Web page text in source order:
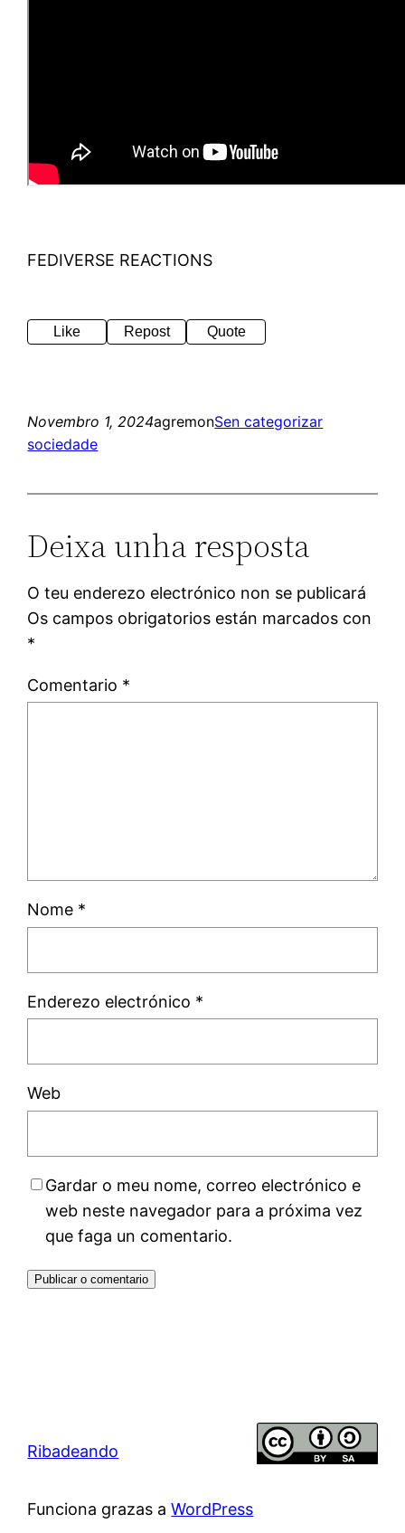
FEDIVERSE REACTIONS
Like Repost Quote
Novembro 1, 2024agremonSen categorizar
sociedade
Deixa unha resposta
O teu enderezo electrónico non se publicará
Os campos obrigatorios están marcados con
*
Comentario *
Nome *
Enderezo electrónico *
Web
Gardar o meu nome, correo electrónico e
web neste navegador para a próxima vez
que faga un comentario.
Ribadeando
Funciona grazas aWordPress